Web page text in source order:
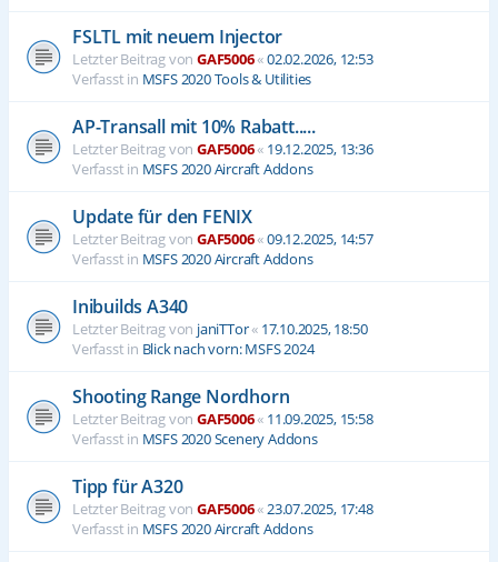
FSLTL mit neuem Injector
Letzter Beitrag von GAF5006«02.02.2026, 12:53
Verfasst in MSFS 2020 Tools & Utilities
AP-Transall mit 10% Rabatt.....
Letzter Beitrag von GAF5006« 19.12.2025, 13:36
Verfasst in MSFS 2020 Aircraft Addons
Update für den FENIX
Letzter Beitrag von GAF5006«09.12.2025, 14:57
Verfasst in MSFS 2020 Aircraft Addons
Inibuilds A340
Letzter Beitrag von janiTTor« 17.10.2025, 18:50
Verfasst in Blick nach vorn: MSFS 2024
Shooting Range Nordhorn
Letzter Beitrag von GAF5006« 11.09.2025, 15:58
Verfasst in MSFS 2020 Scenery Addons
Tipp für A320
Letzter Beitrag von GAF5006« 23.07.2025, 17:48
Verfasst in MSFS 2020 Aircraft Addons